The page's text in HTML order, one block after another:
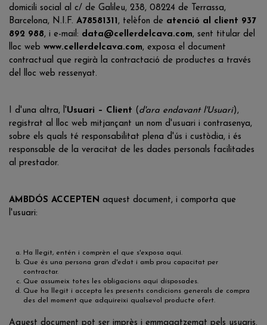
domicili social al c/ de Galileu, 238, 08224 de Terrassa,
Barcelona, N.I.F. A78581311 , telèfon de atenció al client 937
892 988, i e-mail: data@cellerdelcava.com, sent titular del
lloc web www.cellerdelcava.com, exposa el document
contractual que regirà la contractació de productes a través
del lloc web ressenyat.
I d'una altra, l'Usuari – Client ( d'ara endavant l'Usuari),
registrat al lloc web mitjançant un nom d'usuari i contrasenya,
sobre els quals té responsabilitat plena d'ús i custòdia, i és
responsable de la veracitat de les dades personals facilitades
al prestador.
AMBDÓS ACCEPTEN aquest document, i comporta que
l'usuari:
Ha llegit, entén i comprèn el que s'exposa aquí.
Que és una persona gran d'edat i amb prou capacitat per
contractar.
Que assumeix totes les obligacions aquí disposades.
Que ha llegit i accepta les presents condicions generals de compra
des del moment que adquireixi qualsevol producte ofert.
Aquest document pot ser imprès i emmagatzemat pels usuaris.